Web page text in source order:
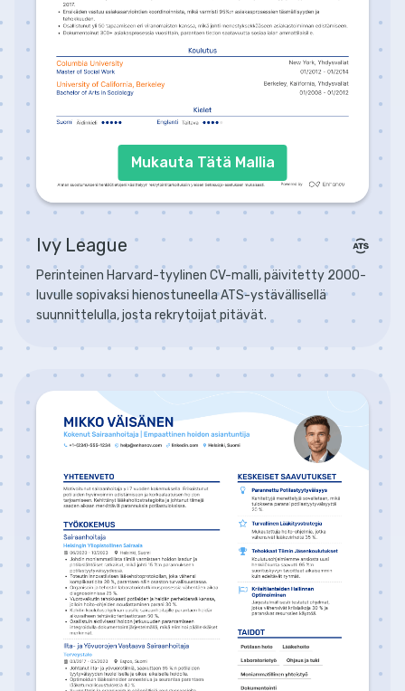
Mukauta Tätä Mallia
Ivy League
Perinteinen Harvard-tyylinen CV-malli, päivitetty 2000-
luvulle sopivaksi hienostuneella ATS-ystävällisellä
suunnittelulla, josta rekrytoijat pitävät.